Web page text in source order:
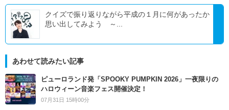
クイズで振り返りながら平成の１月に何があったか
思い出してみよう ～...
あわせて読みたい記事
ピューロランド発「SPOOKY PUMPKIN 2026」一夜限りの
ハロウィーン音楽フェス開催決定！
07月31日 15時00分